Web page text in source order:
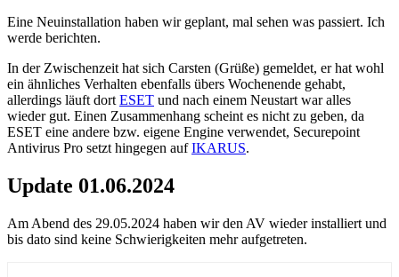
Eine Neuinstallation haben wir geplant, mal sehen was passiert. Ich
werde berichten.
In der Zwischenzeit hat sich Carsten (Grüße) gemeldet, er hat wohl
ein ähnliches Verhalten ebenfalls übers Wochenende gehabt,
allerdings läuft dort ESET und nach einem Neustart war alles
wieder gut. Einen Zusammenhang scheint es nicht zu geben, da
ESET eine andere bzw. eigene Engine verwendet, Securepoint
Antivirus Pro setzt hingegen aufIKARUS.
Update 01.06.2024
Am Abend des 29.05.2024 haben wir den AV wieder installiert und
bis dato sind keine Schwierigkeiten mehr aufgetreten.